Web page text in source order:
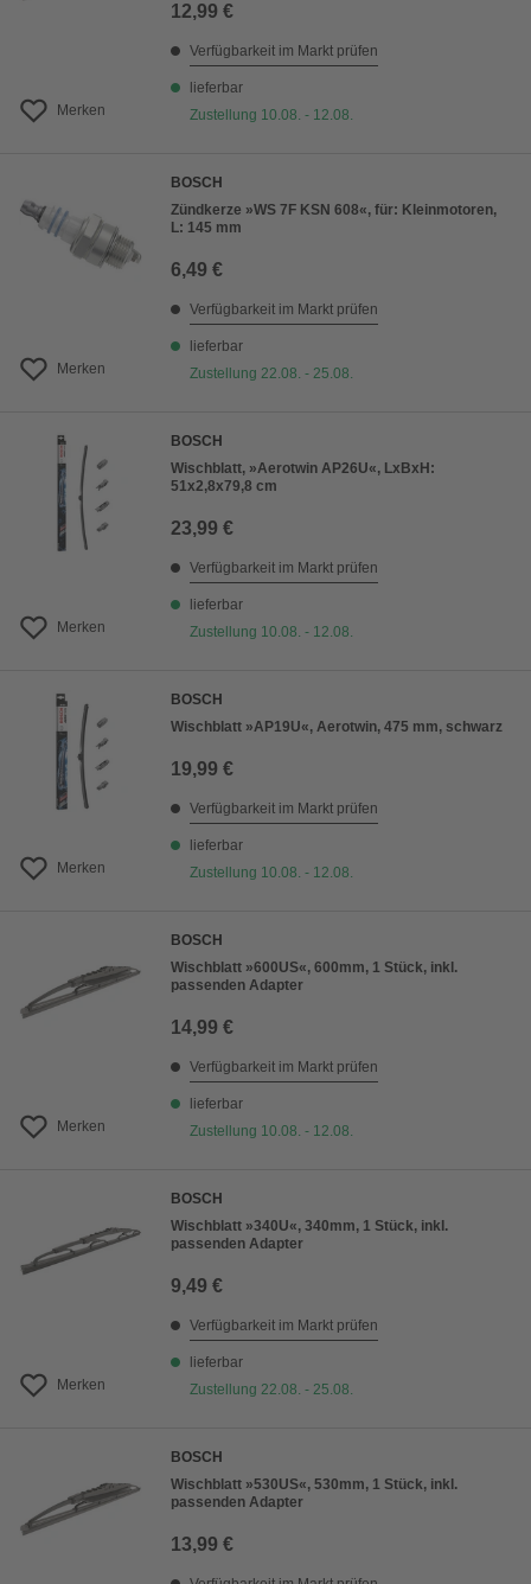
Merken
12,99 €
Verfügbarkeit im Markt prüfen
lieferbar
Zustellung 10.08. - 12.08.
Merken
BOSCH
Zündkerze »WS 7F KSN 608«, für: Kleinmotoren,
L: 145 mm
6,49 €
Verfügbarkeit im Markt prüfen
lieferbar
Zustellung 22.08. - 25.08.
Merken
BOSCH
Wischblatt, »Aerotwin AP26U«, LxBxH:
51x2,8x79,8 cm
23,99 €
Verfügbarkeit im Markt prüfen
lieferbar
Zustellung 10.08. - 12.08.
Merken
BOSCH
Wischblatt »AP19U«, Aerotwin, 475 mm, schwarz
19,99 €
Verfügbarkeit im Markt prüfen
lieferbar
Zustellung 10.08. - 12.08.
Merken
BOSCH
Wischblatt »600US«, 600mm, 1 Stück, inkl.
passenden Adapter
14,99 €
Verfügbarkeit im Markt prüfen
lieferbar
Zustellung 10.08. - 12.08.
Merken
BOSCH
Wischblatt »340U«, 340mm, 1 Stück, inkl.
passenden Adapter
9,49 €
Verfügbarkeit im Markt prüfen
lieferbar
Zustellung 22.08. - 25.08.
BOSCH
Wischblatt »530US«, 530mm, 1 Stück, inkl.
passenden Adapter
13,99 €